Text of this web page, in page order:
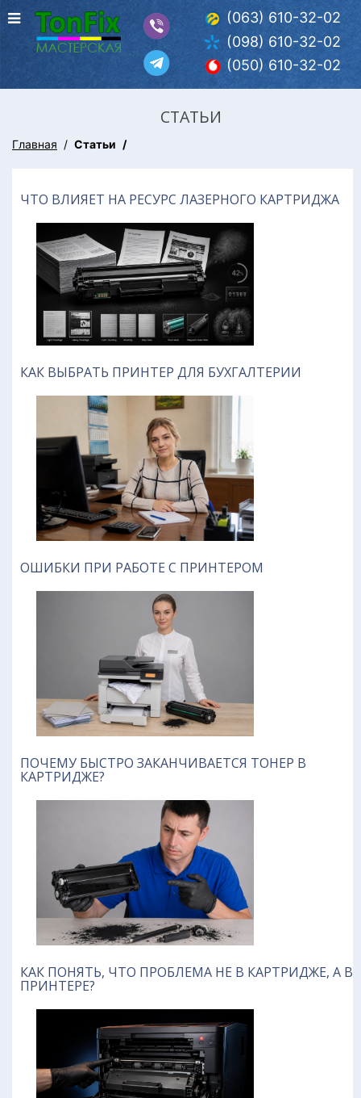
(063) 610-32-02
(098) 610-32-02
(050) 610-32-02
СТАТЬИ
Главная Статьи
ЧТО ВЛИЯЕТ НА РЕСУРС ЛАЗЕРНОГО КАРТРИДЖА
КАК ВЫБРАТЬ ПРИНТЕР ДЛЯ БУХГАЛТЕРИИ
ОШИБКИ ПРИ РАБОТЕ С ПРИНТЕРОМ
ПОЧЕМУ БЫСТРО ЗАКАНЧИВАЕТСЯ ТОНЕР В
КАРТРИДЖЕ?
КАК ПОНЯТЬ, ЧТО ПРОБЛЕМА НЕ В КАРТРИДЖЕ, А В
ПРИНТЕРЕ?